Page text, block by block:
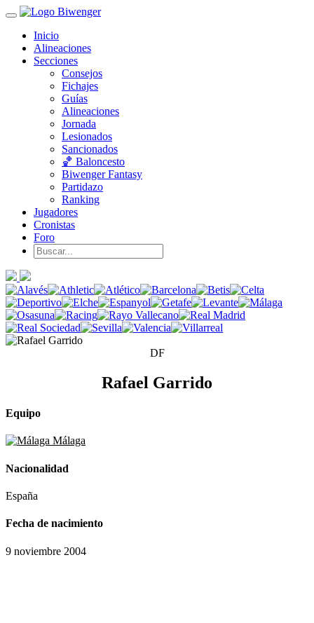
Inicio
Alineaciones
Secciones
Consejos
Fichajes
Guías
Alineaciones
Jornada
Lesionados
Sancionados
🏀 Baloncesto
Biwenger Fantasy
Partidazo
Ranking
Jugadores
Cronistas
Foro
DF
Rafael Garrido
Equipo
Málaga
Nacionalidad
España
Fecha de nacimiento
9 noviembre 2004